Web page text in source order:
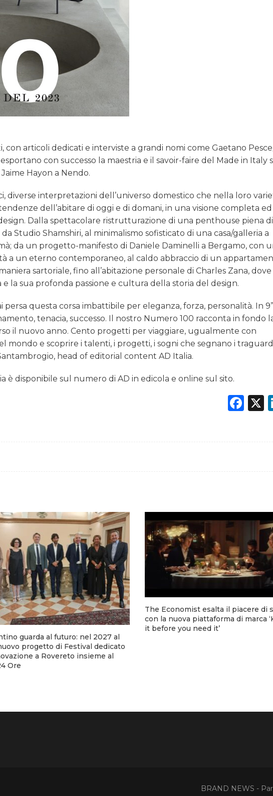
con articoli dedicati e interviste a grandi nomi come Gaetano
con successo la maestria e il savoir-faire del Made in Italy
Hayon a Nendo.
diverse interpretazioni dell’universo domestico che nella loro
dell’abitare di oggi e di domani, in una visione completa ed
Dalla spettacolare ristrutturazione di una penthouse piena di
Studio Shamshiri, al minimalismo sofisticato di una casa/galleria a
da un progetto-manifesto di Daniele Daminelli a Bergamo, con
a un eterno contemporaneo, al caldo abbraccio di un
sartoriale, fino all’abitazione personale di Charles Zana, dove
la sua profonda passione e cultura della storia del design.
persa questa corsa imbattibile per eleganza, forza, personalità. In
tenacia, successo. Il nostro Numero 100 racconta in fondo
il nuovo anno. Cento progetti per viaggiare, ugualmente con
mondo e scoprire i talenti, i progetti, i sogni che segnano i
head of editorial content AD Italia.
è disponibile sul numero di AD in edicola e online sul sito.
guarda al futuro: nel 2027 al
progetto di Festival dedicato
a Rovereto insieme al
Ore
The Economist esalta il piacere di
con la nuova piattaforma di marca
it before you need it’
BRAND NEWS -